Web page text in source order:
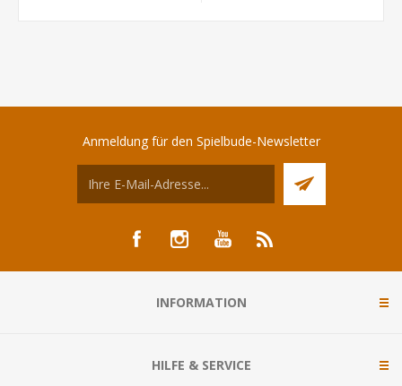
Anmeldung für den Spielbude-Newsletter
INFORMATION
HILFE & SERVICE